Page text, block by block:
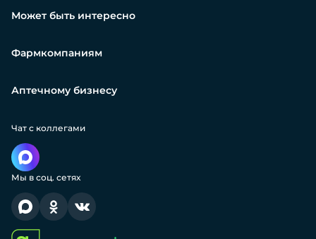
Может быть интересно
Фармкомпаниям
Аптечному бизнесу
Чат с коллегами
Мы в соц. сетях